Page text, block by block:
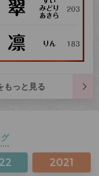
もっと見る
2021